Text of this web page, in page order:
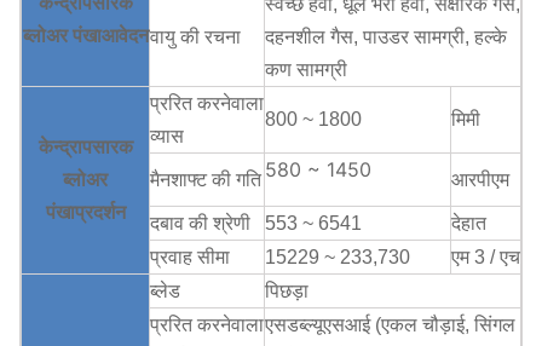
ब्लोअरपंखाआवेदनवायु की रचना
स्वच्छ हवा, धूल भरी हवा, संक्षारक गैस,
दहनशील गैस, पाउडर सामग्री, हल्के
कण सामग्री
केन्द्रापसारक
ब्लोअर
पंखाप्रदर्शन
प्ररित करनेवाला
व्यास
800 ~ 1800 मिमी
मैनशाफ्ट की गति 580 ~ 1450 आरपीएम
दबाव की श्रेणी 553 ~ 6541
देहात
प्रवाह सीमा
15229 ~ 233,730 एम 3 / एच
ब्लेड
पिछड़ा
प्ररित करनेवालाएसडब्ल्यूएसआई (एकल चौड़ाई, सिंगल